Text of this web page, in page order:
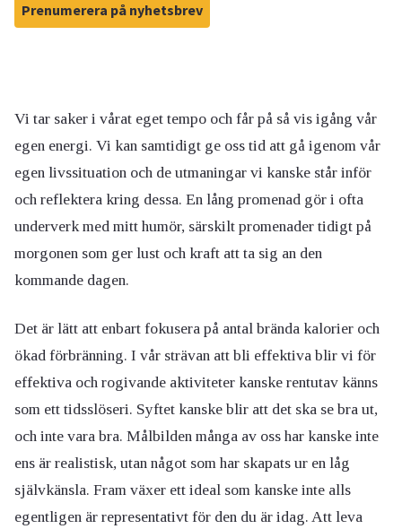
Prenumerera på nyhetsbrev
Vi tar saker i vårat eget tempo och får på så vis igång vår
egen energi. Vi kan samtidigt ge oss tid att gå igenom vår
egen livssituation och de utmaningar vi kanske står inför
och reflektera kring dessa. En lång promenad gör i ofta
underverk med mitt humör, särskilt promenader tidigt på
morgonen som ger lust och kraft att ta sig an den
kommande dagen.
Det är lätt att enbart fokusera på antal brända kalorier och
ökad förbränning. I vår strävan att bli effektiva blir vi för
effektiva och rogivande aktiviteter kanske rentutav känns
som ett tidsslöseri. Syftet kanske blir att det ska se bra ut,
och inte vara bra. Målbilden många av oss har kanske inte
ens är realistisk, utan något som har skapats ur en låg
självkänsla. Fram växer ett ideal som kanske inte alls
egentligen är representativt för den du är idag. Att leva